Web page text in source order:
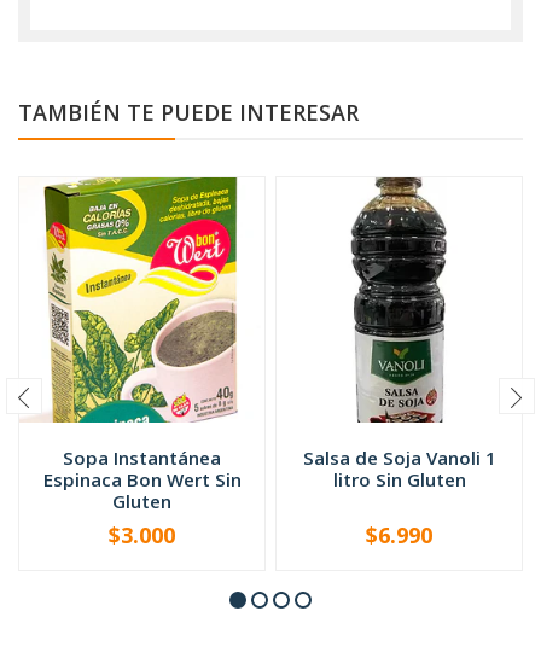
TAMBIÉN TE PUEDE INTERESAR
Sopa Instantánea
Espinaca Bon Wert Sin
Gluten
+
$3.000
Salsa de Soja Vanoli 1
litro Sin Gluten
+
$6.990